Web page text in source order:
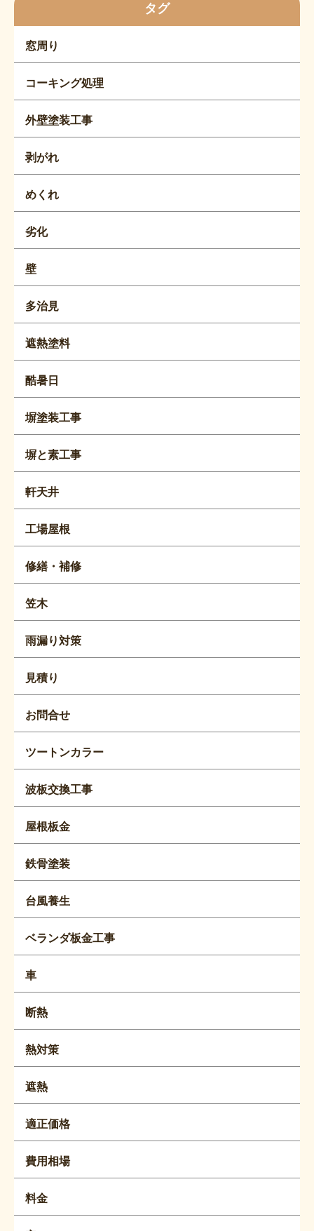
タグ
窓周り
コーキング処理
外壁塗装工事
剥がれ
めくれ
劣化
壁
多治見
遮熱塗料
酷暑日
塀塗装工事
塀と素工事
軒天井
工場屋根
修繕・補修
笠木
雨漏り対策
見積り
お問合せ
ツートンカラー
波板交換工事
屋根板金
鉄骨塗装
台風養生
ベランダ板金工事
車
断熱
熱対策
遮熱
適正価格
費用相場
料金